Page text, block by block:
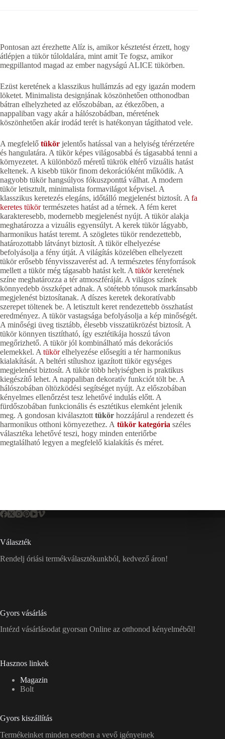
Pontosan azt érezhette Alíz is, amikor késztetést érzett, hogy
átlépjen a tükör túloldalára, mint amit Te fogsz, amikor
megpillantod magad az ember nagyságú ALICE tükörben.
Ezüst keretének a klasszikus hullámzás ad egy igazán modern
löketet. Minimalista designjának köszönhetően otthonodban
bátran elhelyzheted az előszobában, az étkezőben, a
nappaliban vagy akár a hálószobádban, méretének
köszönhetően akár irodád terét is hatékonyan tágíthatod vele.
A megfelelő tükör jelentős hatással van a helyiség térérzetére
és hangulatára. A tükör képes világosabbá és tágasabbá tenni a
környezetet. A különböző méretű tükrök eltérő vizuális hatást
keltenek. A kisebb tükör finom dekorációként működik. A
nagyobb tükör hangsúlyos fókuszponttá válhat. A modern
tükör letisztult, minimalista formavilágot képvisel. A
klasszikus keretezés elegáns, időtálló megjelenést biztosít. Afa
keretes tükörtermészetes hatást ad a térnek. A fém keret
karakteresebb, modernebb megjelenést nyújt. A tükör alakja
meghatározza a vizuális egyensúlyt. A kerek tükör lágyabb,
harmonikus hatást teremt. A szögletes tükör rendezettebb,
határozottabb látványt biztosít. A tükör elhelyezése
befolyásolja a fény útját. A világítás közelében elhelyezett
tükör erősebb fényvisszaverést ad. A természetes fényforrások
mellett a tükör még tágasabb hatást kelt. Atükörkeretének
színe meghatározza a tér atmoszféráját. A világos színek
könnyedebb összképet adnak. A sötétebb tónusok markánsabb
megjelenést biztosítanak. A díszes keretek dekoratívabb
szerepet töltenek be. A letisztult keret rendezettebb összhatást
eredményez. A tükör vastagsága befolyásolja a kép minőségét.
A minőségi üveg tisztább, élesebb visszatükrözést biztosít. A
tükör könnyen tisztítható, így esztétikája hosszú távon
megőrizhető. A tükör jól kombinálható más dekorációs
elemekkel. Atükörelhelyezése elősegíti a tér harmonikus
kialakítását. A beltéri stílushoz igazított tükör egységes
megjelenést biztosít. A tükör több helyiségben is praktikus
kiegészítő lehet. A nappaliban dekoratív funkciót tölt be. A
hálószobában öltözködési segítséget nyújt. Az előszobában
kényelmes ellenőrzést tesz lehetővé indulás előtt. A
fürdőszobában funkcionális és esztétikus elemként jelenik
meg. A gondosan kiválasztotttükör hozzájárul a rendezett és
harmonikus otthoni környezethez. A tükör kategória széles
választéka lehetővé teszi, hogy minden enteriőrbe
megtalálható legyen a megfelelő kialakítás és méret.
Választék
Rendelj óriási termékválasztékunkból, kedvező áron!
Gyors vásárlás
Intézd vásárlásodat gyorsan Online az otthonod kényelméből!
Hasznos linkek
Magazin
Bolt
Gyors kiszállítás
Termékeinket minden esetben a vevő igényeinek